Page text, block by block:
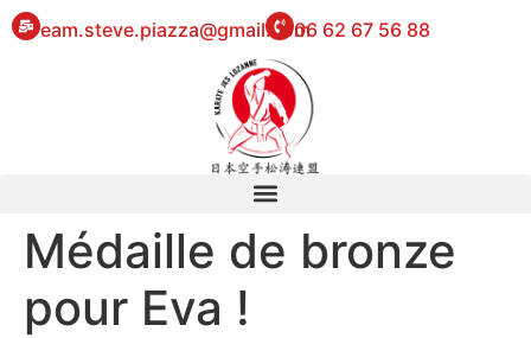
eam.steve.piazza@gmail.com06 62 67 56 88
Médaille de bronze
pour Eva !